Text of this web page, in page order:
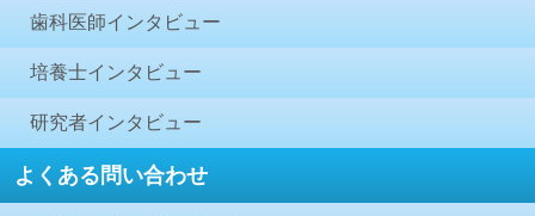
歯科医師インタビュー
培養士インタビュー
研究者インタビュー
よくある問い合わせ